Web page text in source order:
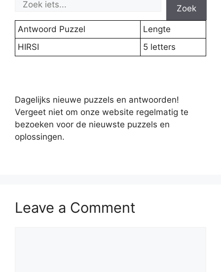
Zoek
Antwoord Puzzel
Lengte
HIRSI
5 letters
Dagelijks nieuwe puzzels en antwoorden!
Vergeet niet om onze website regelmatig te
bezoeken voor de nieuwste puzzels en
oplossingen.
Leave a Comment